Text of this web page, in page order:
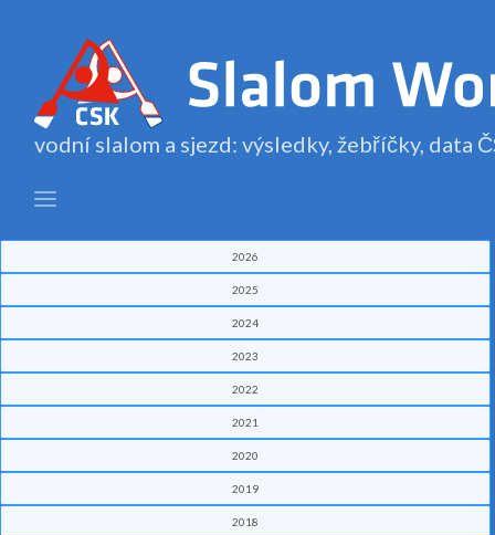
vodní slalom a sjezd: výsledky, žebříčky, data
2026
2025
2024
2023
2022
2021
2020
2019
2018